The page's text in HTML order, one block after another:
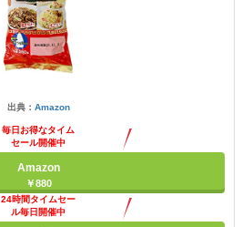
出典： Amazon
毎日お得なタイム
セール開催中
Amazon
￥880
24時間タイムセー
ル毎日開催中